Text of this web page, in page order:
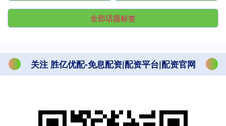
全部话题标签
关注 胜亿优配-免息配资|配资平台|配资官网